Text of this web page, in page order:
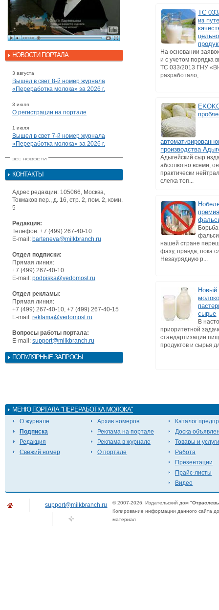
НОВОСТИ ПОРТАЛА
3 августа
Вышел в свет 8-й номер журнала
«Переработка молока» за 2026 г.
3 июля
О регистрации на портале
1 июля
Вышел в свет 7-й номер журнала
«Переработка молока» за 2026 г.
КОНТАКТЫ
Адрес редакции: 105066, Москва,
Токмаков пер., д. 16, стр. 2, пом. 2, комн.
5
Редакция:
Телефон: +7 (499) 267-40-10
E-mail: barteneva@milkbranch.ru
Отдел подписки:
Прямая линия:
+7 (499) 267-40-10
E-mail: podpiska@vedomost.ru
Отдел рекламы:
Прямая линия:
+7 (499) 267-40-10, +7 (499) 267-40-15
E-mail: reklama@vedomost.ru
Вопросы работы портала:
E-mail: support@milkbranch.ru
ПОПУЛЯРНЫЕ ЗАПРОСЫ
ТС
из
На основании
и с учетом порядка
ТС 033/2013 ГНУ
разработало,...
производства
Адыгейский сыр
абсолютно всеми,
практически
слегка топ...
нашей стране
фазу, правда, пока
Незаурядную р...
Новый
сырье
В
приоритетной
стандартизации
продуктов и сырья
МЕНЮ ПОРТАЛА "ПЕРЕРАБОТКА МОЛОКА"
О журнале
Подписка
Редакция
Свежий номер
Архив номеров
Реклама на портале
Реклама в журнале
О портале
Каталог
Доска
Товары и услуги
Работа
Презентации
Прайс-листы
Видео
support@milkbranch.ru © 2007-2026. Издательский дом "
Копирование информации данного сайта
материал